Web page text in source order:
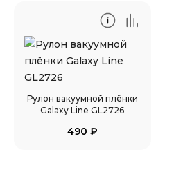
Рулон вакуумной плёнки
Galaxy Line GL2726
490 ₽